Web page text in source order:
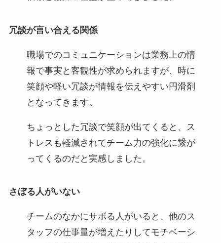
冗談が言い合える関係
職場でのコミュニケーションは業務上の情
報で事実と客観性が求められますが、時に
笑顔や軽い冗談が情報を伝えやすい円滑剤
となってきます。
ちょっとした冗談で笑顔が出てくると、ス
トレスも軽減されてチーム力の強化に繋が
ってくるのだと実感しました。
さぼる人がいない
チームのなかにサボる人がいると、他のス
タッフの仕事量が増えたりしてモチベーシ